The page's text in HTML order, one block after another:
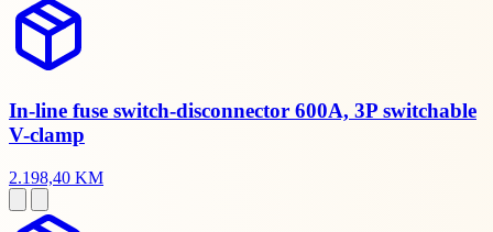
In-line fuse switch-disconnector 600A, 3P switchable
V-clamp
2.198,40 KM